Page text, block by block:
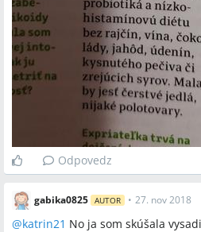
Roche‑Posay, Vichy, eliminačná
intolerancie, súkromné krvné testy,
striebro, borová voda, RAPEX A12/
Miesta a osoby
Lenka Hriadelová Cviriková, Dedík
republika, USA, Kanada, Rakúsko
Odpovedz
gabika0825 AUTOR • 27. nov 2018
@katrin21 No ja som skúšala